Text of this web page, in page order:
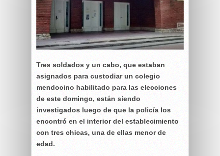
Tres soldados y un cabo, que estaban
asignados para custodiar un colegio
mendocino habilitado para las elecciones
de este domingo, están siendo
investigados luego de que la policía los
encontró en el interior del establecimiento
con tres chicas, una de ellas menor de
edad.